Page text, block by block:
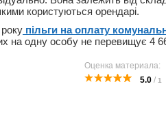
користуються орендарі.
пільги на оплату
на одну особу не перевищує 4
Оценка материала:
5.0 / 1